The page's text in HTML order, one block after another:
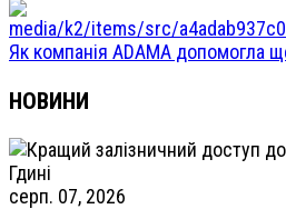
Як компанія ADAMA допомогла
НОВИНИ
серп. 07, 2026